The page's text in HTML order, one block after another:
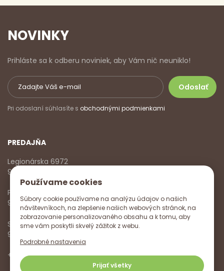
Používame cookies
Súbory cookie používame na analýzu údajov o našich
návštevníkoch, na zlepšenie našich webových stránok, na
zobrazovanie personalizovaného obsahu a k tomu, aby
sme vám poskytli skvelý zážitok z webu.
Podrobné nastavenia
Prijať všetky
NOVINKY
Prihláste sa k odberu noviniek, aby Vám nič neuniklo!
Pri odoslaní súhlasíte s obchodnými podmienkami
PREDAJŇA
Legionárska 6972
911 01 Trenčín
Pondelok - Piatok
9:00 - 17:00
Sobota
9:00 - 12:00
+421 918 785 620,+421 915 572 350,info@vitanella.sk